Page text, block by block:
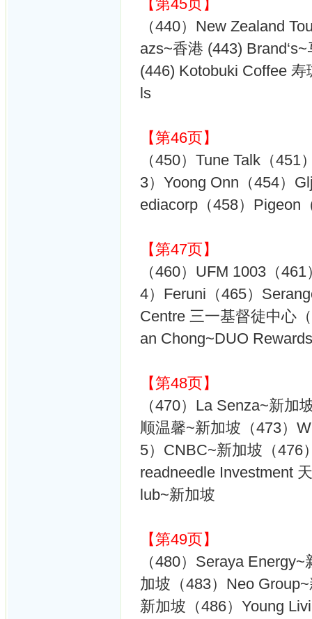
【第45页】
（440）New Zealand
azs~香港 (443)
(446) Kotobuki Coffee
ls
【第46页】
（450）Tune Talk（
3）Yoong Onn（454）
ediacorp（458）Pigeon
【第47页】
（460）UFM 1003（
4）Feruni（465）
Centre 三一基督徒中心
an Chong~DUO
【第48页】
（470）La Senza~新
顺温馨~新加坡（473）
5）CNBC~新加坡（476
readneedle Investment
lub~新加坡
【第49页】
（480）Seraya
加坡（483）Neo
新加坡（486）Young